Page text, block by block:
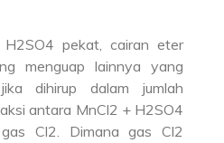
H2SO4 pekat, cairan eter
menguap lainnya yang
dihirup dalam jumlah
antara MnCl2 + H2SO4
Cl2. Dimana gas Cl2